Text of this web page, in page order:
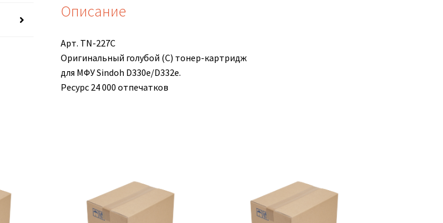
Описание
Арт. TN-227C
Оригинальный голубой (С) тонер-картридж
для МФУ Sindoh D330e/D332e.
Ресурс 24 000 отпечатков